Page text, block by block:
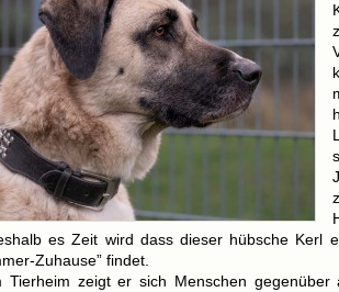
es Zeit wird dass dieser hübsche Kerl
Zuhause” findet.
Tierheim zeigt er sich Menschen gegenüber